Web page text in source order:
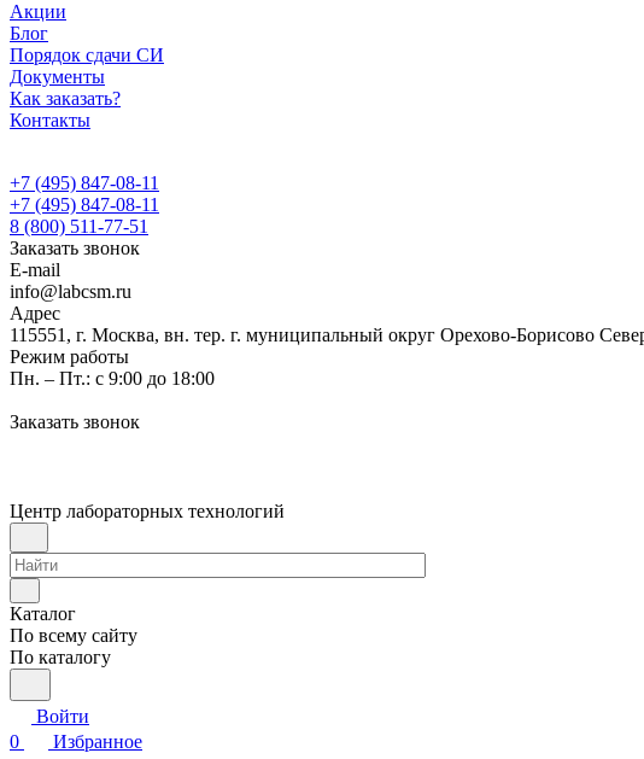
Акции
Блог
Порядок сдачи СИ
Документы
Как заказать?
Контакты
+7 (495) 847-08-11
+7 (495) 847-08-11
8 (800) 511-77-51
Заказать звонок
E-mail
info@labcsm.ru
Адрес
115551, г. Москва, вн. тер. г. муниципальный округ Орехово-Борисово
Режим работы
Пн. – Пт.: с 9:00 до 18:00
Заказать звонок
Центр лабораторных технологий
Каталог
По всему сайту
По каталогу
Войти
0
Избранное